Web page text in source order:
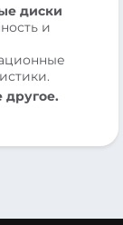
диски
и
другое.